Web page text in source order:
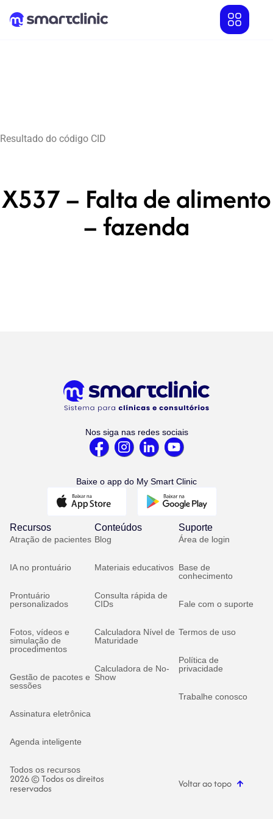
Resultado do código CID
X537 – Falta de alimento
– fazenda
Nos siga nas redes sociais
Baixe o app do My Smart Clinic
Recursos
Atração de pacientes
IA no prontuário
Prontuário
personalizados
Fotos, vídeos e
simulação de
procedimentos
Gestão de pacotes e
sessões
Assinatura eletrônica
Agenda inteligente
Todos os recursos
Conteúdos
Blog
Materiais educativos
Consulta rápida de
CIDs
Calculadora Nível de
Maturidade
Calculadora de No-
Show
Suporte
Área de login
Base de
conhecimento
Fale com o suporte
Termos de uso
Política de
privacidade
Trabalhe conosco
2026 © Todos os direitos
reservados Voltar ao topo